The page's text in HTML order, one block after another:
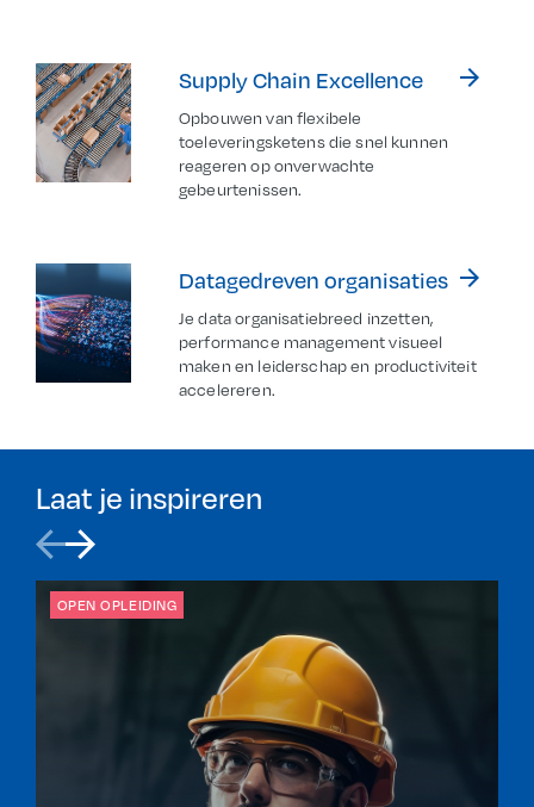
Supply Chain Excellence arrow_forward
Opbouwen van flexibele
toeleveringsketens die snel kunnen
reageren op onverwachte
gebeurtenissen.
Datagedreven organisaties arrow_forward
Je data organisatiebreed inzetten,
performance management visueel
maken en leiderschap en productiviteit
accelereren.
Laat je inspireren
OPEN OPLEIDING